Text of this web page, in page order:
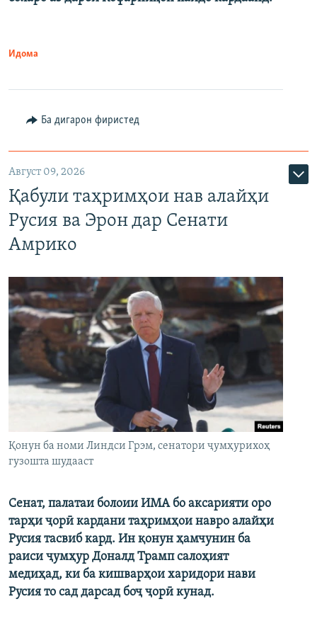
Идома
Ба дигарон фиристед
Август 09, 2026
Қабули таҳримҳои нав алайҳи
Русия ва Эрон дар Сенати
Амрико
Қонун ба номи Линдси Грэм, сенатори ҷумҳурихоҳ
гузошта шудааст
Сенат, палатаи болоии ИМА бо аксарияти оро
тарҳи ҷорӣ кардани таҳримҳои навро алайҳи
Русия тасвиб кард. Ин қонун ҳамчунин ба
раиси ҷумҳур Доналд Трамп салоҳият
медиҳад, ки ба кишварҳои харидори нави
Русия то сад дарсад боҷ ҷорӣ кунад.